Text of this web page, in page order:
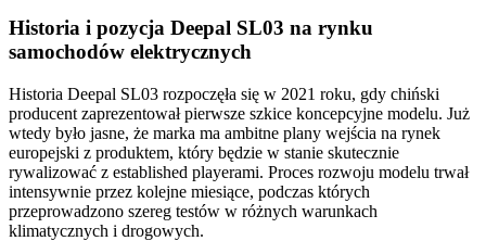
Historia i pozycja Deepal SL03 na rynku
samochodów elektrycznych
Historia Deepal SL03 rozpoczęła się w 2021 roku, gdy chiński
producent zaprezentował pierwsze szkice koncepcyjne modelu. Już
wtedy było jasne, że marka ma ambitne plany wejścia na rynek
europejski z produktem, który będzie w stanie skutecznie
rywalizować z established playerami. Proces rozwoju modelu trwał
intensywnie przez kolejne miesiące, podczas których
przeprowadzono szereg testów w różnych warunkach
klimatycznych i drogowych.